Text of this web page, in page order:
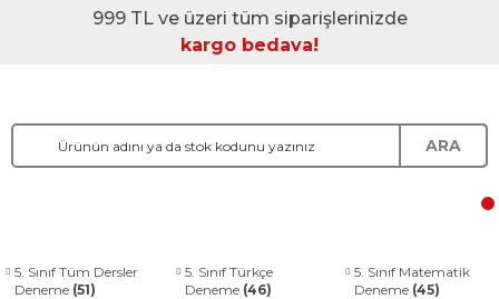
999 TL ve üzeri tüm siparişlerinizde
kargo bedava!
ARA
5. Sınıf Tüm Dersler
Deneme (51)
5. Sınıf Türkçe
Deneme (46)
5. Sınıf Matematik
Deneme (45)